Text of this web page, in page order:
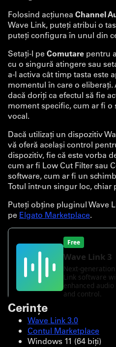
Folosind acțiunea Channel
Wave Link, puteți atribui o
puteți configura în unul din
Setați-l pe Comutare pentru
cu o singură atingere sau
a-l activa cât timp tasta este
momentul în care o
dacă doriți ca efectul să fie
moment specific, cum ar fi o
vocal.
Dacă utilizați un dispozitiv
vă oferă același control
dispozitiv, fie că este vorba
cum ar fi Low Cut Filter sau
software, cum ar fi un
Totul într-un singur loc, chiar
Puteți obține pluginul Wave
pe Elgato Marketplace.
Cerințe
Wave Link 3.0
Contul Marketplace
Windows 11 (64 biți)